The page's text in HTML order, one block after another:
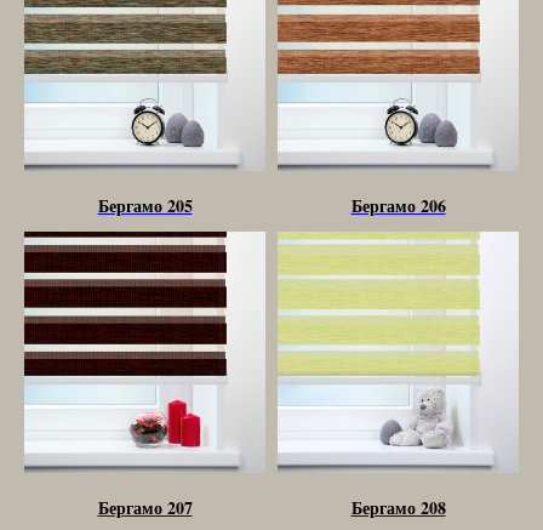
Бергамо 205 Бергамо 206
Бергамо 207 Бергамо 208